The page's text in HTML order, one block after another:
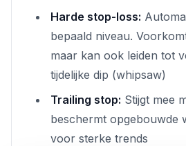
Harde stop-loss:
bepaald niveau.
maar kan ook leiden tot
tijdelijke dip (whipsaw)
Trailing stop: Stijgt mee
beschermt opgebouwde
voor sterke trends